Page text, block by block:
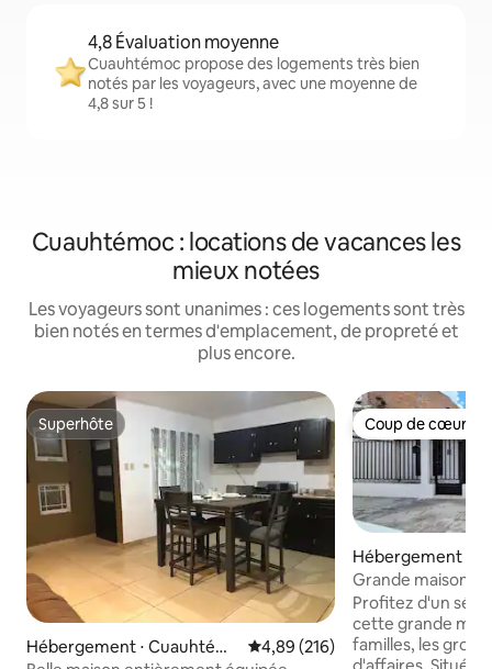
4,8 Évaluation moyenne
Cuauhtémoc propose des logements très bien
notés par les voyageurs, avec une moyenne de
4,8 sur 5 !
Cuauhtémoc : locations de vacances les
mieux notées
Les voyageurs sont unanimes : ces logements sont très
bien notés en termes d'emplacement, de propreté et
plus encore.
Superhôte
Superhôte
Hébergement ⋅ Cuauhtém
Évaluation moyenne sur la
4,89 (216)
Coup de cœur
Coup de cœur
Hébergement ⋅
Grande maison
jacuzzi
Profitez d'un
cette grande
familles, les